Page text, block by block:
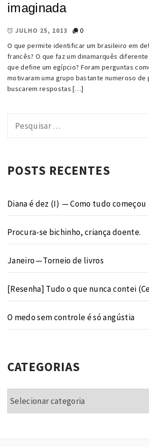
imaginada
JULHO 25, 2013
0
O que permite identificar um brasileiro em
francês? O que faz um dinamarquês
que define um egípcio? Foram perguntas
motivaram uma grupo bastante numeroso de
buscarem respostas […]
POSTS RECENTES
Diana é dez (I) — Como tudo começou
Procura-se bichinho, criança doente.
Janeiro — Torneio de livros
[Resenha] Tudo o que nunca contei
O medo sem controle é só angústia
CATEGORIAS